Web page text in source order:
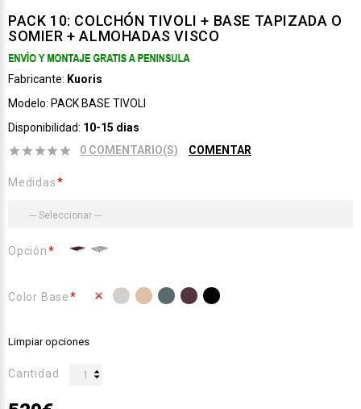
PACK 10: COLCHÓN TIVOLI + BASE TAPIZADA O
SOMIER + ALMOHADAS VISCO
Fabricante: Kuoris
Modelo: PACK BASE TIVOLI
Disponibilidad: 10-15 dias
0 COMENTARIO(S)
COMENTAR
Medidas
Opción
Color Base
Limpiar opciones
Cantidad